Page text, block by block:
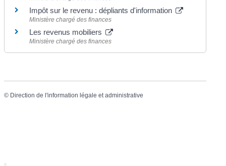
Impôt sur le revenu : dépliants d'information
Ministère chargé des finances
Les revenus mobiliers
Ministère chargé des finances
© Direction de l'information légale et administrative